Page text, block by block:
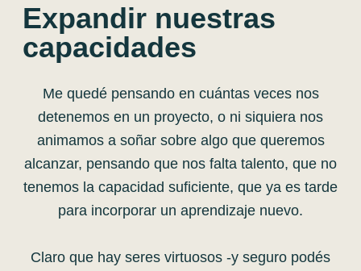
Expandir nuestras
capacidades
Me quedé pensando en cuántas veces nos
detenemos en un proyecto, o ni siquiera nos
animamos a soñar sobre algo que queremos
alcanzar, pensando que nos falta talento, que no
tenemos la capacidad suficiente, que ya es tarde
para incorporar un aprendizaje nuevo.
Claro que hay seres virtuosos -y seguro podés